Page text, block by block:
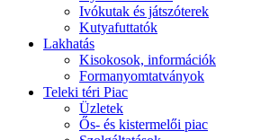
Ivókutak és játszóterek
Kutyafuttatók
Lakhatás
Kisokosok, információk
Formanyomtatványok
Teleki téri Piac
Üzletek
Ős- és kistermelői piac